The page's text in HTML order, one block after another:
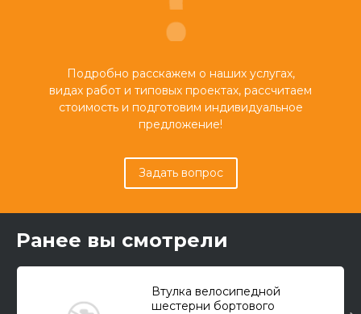
Подробно расскажем о наших услугах,
видах работ и типовых проектах, рассчитаем
стоимость и подготовим индивидуальное
предложение!
Задать вопрос
Ранее вы смотрели
Втулка велосипедной
шестерни бортового